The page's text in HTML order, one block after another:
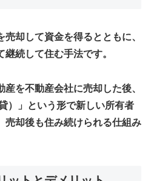
却して資金を得るとともに、
続して住む手法です。
を不動産会社に売却した後、
）」という形で新しい所有者
売却後も住み続けられる仕組み